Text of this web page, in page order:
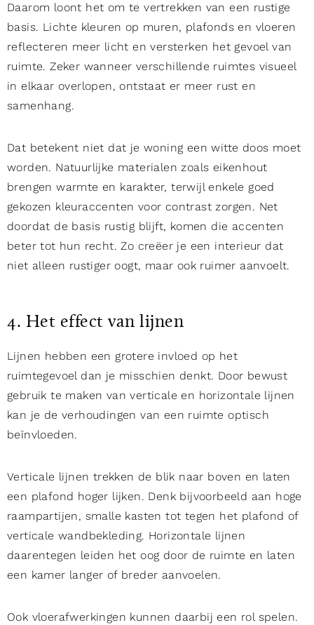
Daarom loont het om te vertrekken van een rustige
basis. Lichte kleuren op muren, plafonds en vloeren
reflecteren meer licht en versterken het gevoel van
ruimte. Zeker wanneer verschillende ruimtes visueel
in elkaar overlopen, ontstaat er meer rust en
samenhang.
Dat betekent niet dat je woning een witte doos moet
worden. Natuurlijke materialen zoals eikenhout
brengen warmte en karakter, terwijl enkele goed
gekozen kleuraccenten voor contrast zorgen. Net
doordat de basis rustig blijft, komen die accenten
beter tot hun recht. Zo creëer je een interieur dat
niet alleen rustiger oogt, maar ook ruimer aanvoelt.
4. Het effect van lijnen
Lijnen hebben een grotere invloed op het
ruimtegevoel dan je misschien denkt. Door bewust
gebruik te maken van verticale en horizontale lijnen
kan je de verhoudingen van een ruimte optisch
beïnvloeden.
Verticale lijnen trekken de blik naar boven en laten
een plafond hoger lijken. Denk bijvoorbeeld aan hoge
raampartijen, smalle kasten tot tegen het plafond of
verticale wandbekleding. Horizontale lijnen
daarentegen leiden het oog door de ruimte en laten
een kamer langer of breder aanvoelen.
Ook vloerafwerkingen kunnen daarbij een rol spelen.